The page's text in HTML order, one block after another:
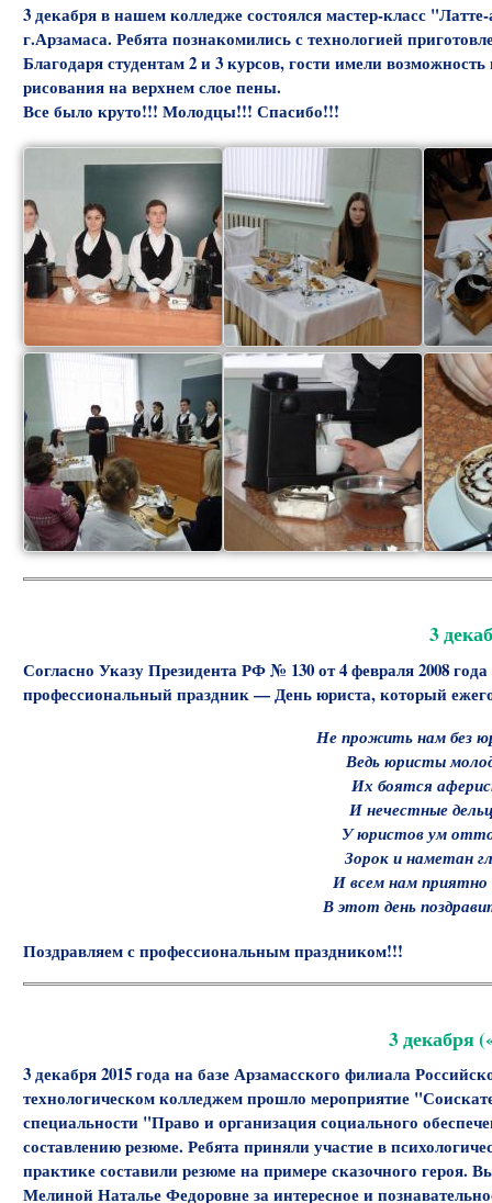
3 декабря в нашем колледже состоялся мастер-класс
г.Арзамаса. Ребята познакомились с технологией
Благодаря студентам 2 и 3 курсов, гости имели
рисования на верхнем слое пены.
Все было круто!!! Молодцы!!! Спасибо!!!
3
Согласно Указу Президента РФ № 130 от 4 февраля 2008
профессиональный праздник — День юриста, который
Не прожить нам без
Ведь юристы
Их боятся
И нечестные
У юристов ум
Зорок и наметан
И всем нам приятно
В этот день
Поздравляем с профессиональным праздником!!!
3 декабря
3 декабря 2015 года на базе Арзамасского филиала
технологическом колледжем прошло мероприятие
специальности "Право и организация социального
составлению резюме. Ребята приняли участие в
практике составили резюме на примере сказочного
Мелиной Наталье Федоровне за интересное и